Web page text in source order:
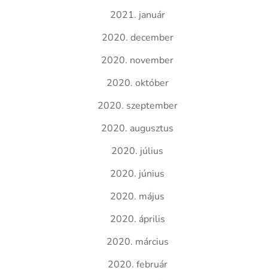
2021. január
2020. december
2020. november
2020. október
2020. szeptember
2020. augusztus
2020. július
2020. június
2020. május
2020. április
2020. március
2020. február